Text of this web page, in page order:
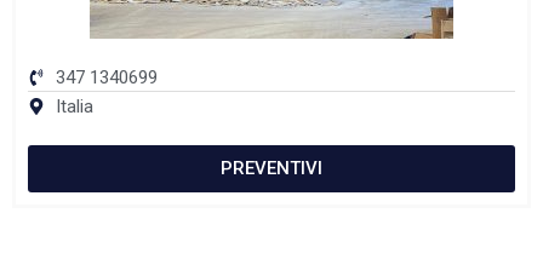
347 1340699
Italia
PREVENTIVI